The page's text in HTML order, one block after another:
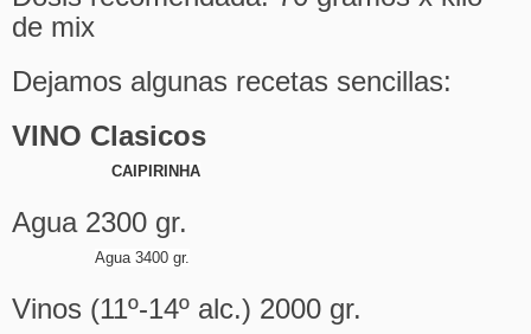
de mix
Dejamos algunas recetas sencillas:
VINO Clasicos
CAIPIRINHA
Agua 2300 gr.
Agua 3400 gr.
Vinos (11º-14º alc.) 2000 gr.